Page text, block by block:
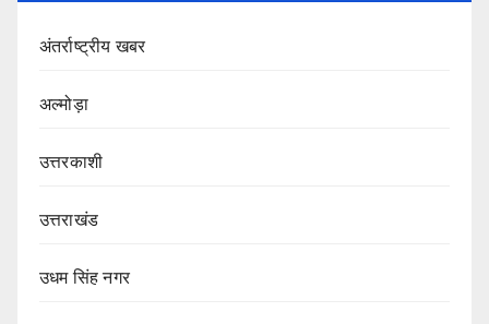
अंतर्राष्ट्रीय खबर
अल्मोड़ा
उत्तरकाशी
उत्तराखंड
उधम सिंह नगर